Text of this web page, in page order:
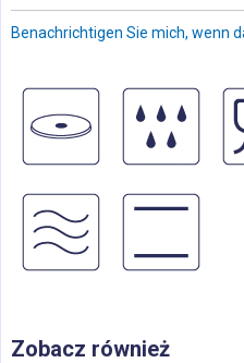
Benachrichtigen Sie mich, wenn
Zobacz również